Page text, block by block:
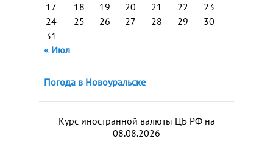
17
18 19 20 21 22
23
24
25 26 27 28 29
30
31
« Июл
Погода в Новоуральске
Курс иностранной валюты ЦБ РФ на
08.08.2026